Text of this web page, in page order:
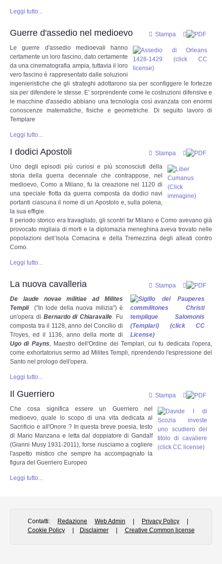
Super Guest
Canzoniere
Filmati
Gallerie fotografiche
Archivio Trasmissioni Radio 23 settembre
RADIO FENICE
Trasmissioni Radio Fenice
Trasmissioni Youtube
Palinsesto
Leggi tutto...
Stampa
Guerre d'assedio nel medioevo
Le guerre d'assedio medioevali hanno
certamente un loro fascino, dato certamente
da una cinematografia ampia, tuttavia il loro
vero fascino è rappresentato dalle soluzioni
ingenieristiche che gli strateghi adottarono sia per sconfiggere le fortezze
sia per difendere le stesse. E' sorprendente come le costruzioni difensive e
le macchine d'assedio abbiano una tecnologia così avanzata con enormi
conoscenze matematiche, fisiche e geometriche. Di seguito lavoro di
Templare
Leggi tutto...
Stampa
I dodici Apostoli
Uno degli episodi più curiosi e più sconosciuti della
storia della guerra decennale che contrappose, nel
medioevo, Como a Milano, fu la creazione nel 1120 di
una speciale flotta da guerra composta da dodici navi
portanti ciascuna il nome di un Apostolo e, sulla polena,
la sua effigie.
Il periodo storico era travagliato, gli scontri far Milano e Como avevano già
provocato migliaia di morti e la diplomazia meneghina aveva trovato nelle
popolazioni dell’Isola Comacina e della Tremezzina degli alleati contro
Como.
Leggi tutto...
Stampa
La nuova cavalleria
De laude novae militiae ad Milites
Templi("In lode della nuova milizia") è
un'opera di Bernardo di Chiaravalle . Fu
composta tra il 1128, anno del Concilio di
Troyes, ed il 1136, anno della morte di
Ugo di Payns , Maestro dell'Ordine dei Templari, cui fu dedicata l'opera,
come exhortatorius sermo ad Milites Templi, riprendendo l'espressione del
Santo nel prologo dell'opera.
Leggi tutto...
Stampa
Il Guerriero
Che cosa significa essere un Guerriero nel
medioevo, quale lo scopo di una vita dedicata al
Sacrificio e all'Onore ? In questa breve poesia, testo
di Mario Manzana e letta dal doppiatore di Gandalf
(Gianni Musy 1931-2011), forse riusciamo a cogliere
l'aspetto mistico che sempre ha accompagnato la
figura del Guerriero Europeo
Leggi tutto...
Contatti: Redazione Web Admin | Privacy Policy |
Cookie Policy| Disclaimer| Creative Common license